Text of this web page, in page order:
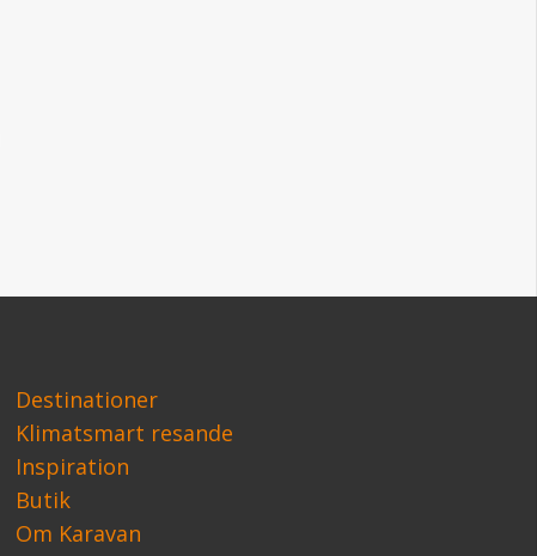
Destinationer
Klimatsmart resande
Inspiration
Butik
Om Karavan